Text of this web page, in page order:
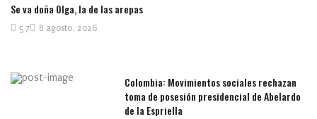
Se va doña Olga, la de las arepas
8 agosto, 2026
57
Colombia: Movimientos sociales rechazan
toma de posesión presidencial de Abelardo
de la Espriella